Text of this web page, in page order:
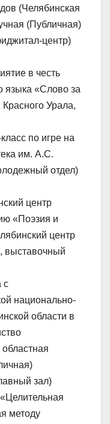
(Челябинская
(Публичная)
центр)
в честь
языка «Слово за
Урала,
по игре на
им. А.С.
отдел)
центр
«Поэзия и
центр
выставочный
с
национально-
области в
зал)
методу